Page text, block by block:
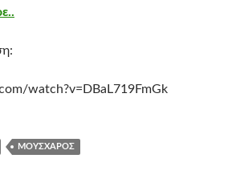
watch?v=DBaL719FmGk
ΜΟΎΣΧΑΡΟΣ